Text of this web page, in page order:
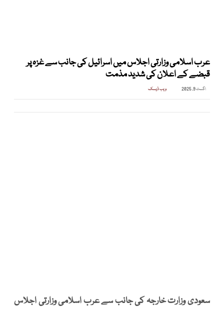
عرب اسلامی وزارتی اجلاس میں اسرائیل کی جانب سے غزہ پر
قبضے کے اعلان کی شدید مذمت
اگست 9, 2025 ویب ڈیسک
سعودی وزارت خارجہ کی جانب سے عرب اسلامی وزارتی اجلاس